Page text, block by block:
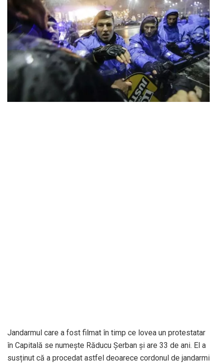
Jandarmul care a fost filmat în timp ce lovea un protestatar
în Capitală se numește Răducu Şerban și are 33 de ani. El a
susținut că a procedat astfel deoarece cordonul de jandarmi